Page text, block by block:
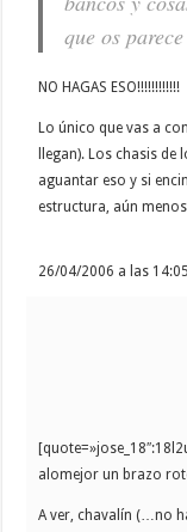
que os
NO HAGAS ESO!!!!!!!!!!!!
Lo único que vas a
llegan). Los chasis
aguantar eso y si
estructura, aún
26/04/2006 a las 14:05
alomejor un brazo
A ver, chavalín (…no